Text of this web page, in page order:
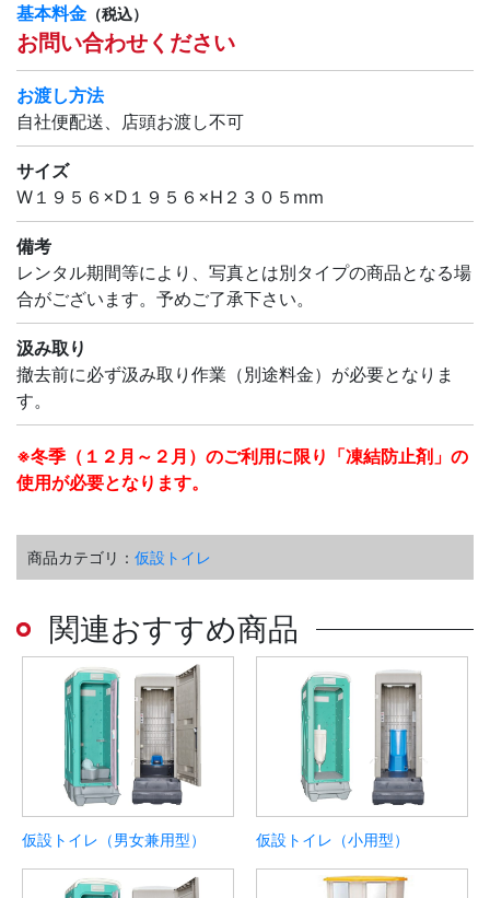
基本料金 （税込）
お問い合わせください
お渡し方法
自社便配送、店頭お渡し不可
サイズ
W１９５６×D１９５６×H２３０５mm
備考
レンタル期間等により、写真とは別タイプの商品となる場
合がございます。予めご了承下さい。
汲み取り
撤去前に必ず汲み取り作業（別途料金）が必要となりま
す。
※冬季（１２月～２月）のご利用に限り「凍結防止剤」の
使用が必要となります。
商品カテゴリ： 仮設トイレ
関連おすすめ商品
仮設トイレ（男女兼用型） 仮設トイレ（小用型）